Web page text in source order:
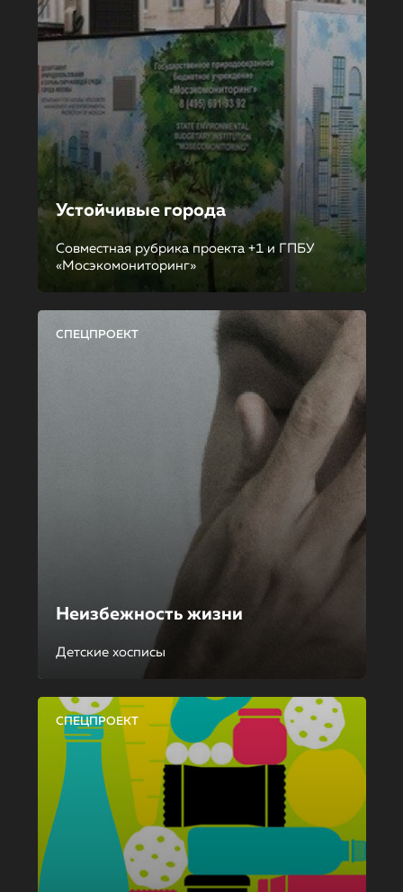
Устойчивые города
Совместная рубрика проекта +1 и ГПБУ
«Мосэкомониторинг»
СПЕЦПРОЕКТ
Неизбежность жизни
Детские хосписы
СПЕЦПРОЕКТ